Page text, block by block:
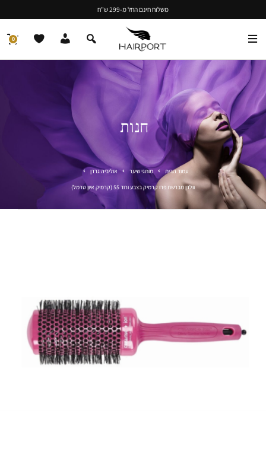
משלוח חינם החל מ-299 ש"ח
0
חנות
עמוד הבית מותגי שיער אוליביה גרדן
וולדן מברשת פרו קרמיק בצבע ורוד 55 (קרמיק איון טרמל)